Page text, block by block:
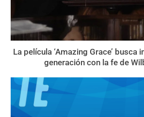
La película ‘Amazing Grace’ busca
generación con la fe de